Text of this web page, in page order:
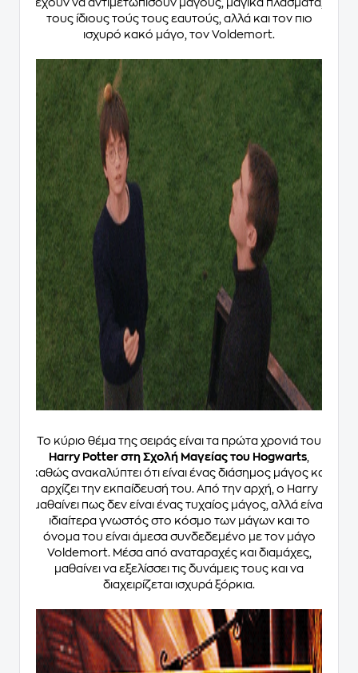
έχουν να αντιμετωπίσουν μάγους, μαγικά πλάσματα,
τους ίδιους τούς τους εαυτούς, αλλά και τον πιο
ισχυρό κακό μάγο, τον Voldemort.
Το κύριο θέμα της σειράς είναι τα πρώτα χρονιά του
Harry Potter στη Σχολή Μαγείας του Hogwarts
καθώς ανακαλύπτει ότι είναι ένας διάσημος μάγος και
αρχίζει την εκπαίδευσή του. Από την αρχή, ο Harry
μαθαίνει πως δεν είναι ένας τυχαίος μάγος, αλλά είναι
ιδιαίτερα γνωστός στο κόσμο των μάγων και το
όνομα του είναι άμεσα συνδεδεμένο με τον μάγο
Voldemort. Μέσα από αναταραχές και διαμάχες,
μαθαίνει να εξελίσσει τις δυνάμεις τους και να
διαχειρίζεται ισχυρά ξόρκια.